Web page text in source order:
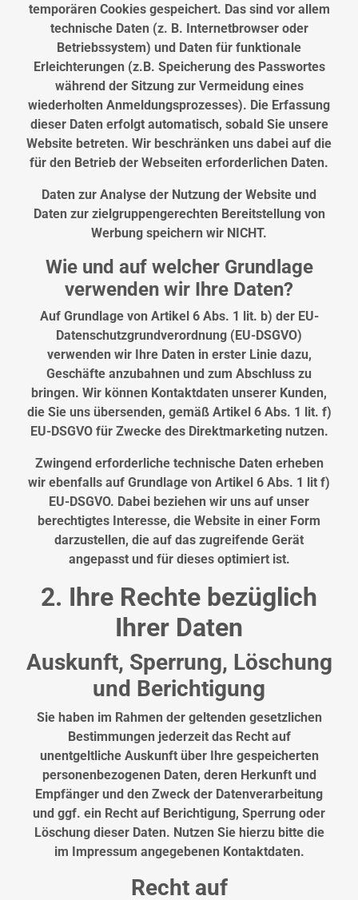
temporären Cookies gespeichert. Das sind vor allem
technische Daten (z. B. Internetbrowser oder
Betriebssystem) und Daten für funktionale
Erleichterungen (z.B. Speicherung des Passwortes
während der Sitzung zur Vermeidung eines
wiederholten Anmeldungsprozesses). Die Erfassung
dieser Daten erfolgt automatisch, sobald Sie unsere
Website betreten. Wir beschränken uns dabei auf die
für den Betrieb der Webseiten erforderlichen Daten.
Daten zur Analyse der Nutzung der Website und
Daten zur zielgruppengerechten Bereitstellung von
Werbung speichern wir NICHT.
Wie und auf welcher Grundlage
verwenden wir Ihre Daten?
Auf Grundlage von Artikel 6 Abs. 1 lit. b) der EU-
Datenschutzgrundverordnung (EU-DSGVO)
verwenden wir Ihre Daten in erster Linie dazu,
Geschäfte anzubahnen und zum Abschluss zu
bringen. Wir können Kontaktdaten unserer Kunden,
die Sie uns übersenden, gemäß Artikel 6 Abs. 1 lit. f)
EU-DSGVO für Zwecke des Direktmarketing nutzen.
Zwingend erforderliche technische Daten erheben
wir ebenfalls auf Grundlage von Artikel 6 Abs. 1 lit f)
EU-DSGVO. Dabei beziehen wir uns auf unser
berechtigtes Interesse, die Website in einer Form
darzustellen, die auf das zugreifende Gerät
angepasst und für dieses optimiert ist.
2. Ihre Rechte bezüglich
Ihrer Daten
Auskunft, Sperrung, Löschung
und Berichtigung
Sie haben im Rahmen der geltenden gesetzlichen
Bestimmungen jederzeit das Recht auf
unentgeltliche Auskunft über Ihre gespeicherten
personenbezogenen Daten, deren Herkunft und
Empfänger und den Zweck der Datenverarbeitung
und ggf. ein Recht auf Berichtigung, Sperrung oder
Löschung dieser Daten. Nutzen Sie hierzu bitte die
im Impressum angegebenen Kontaktdaten.
Recht auf